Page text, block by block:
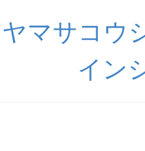
ヤマサコウ
イン